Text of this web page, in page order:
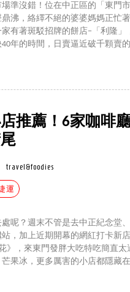
準沒錯！位在中正區的「東門
沸，絡繹不絕的婆婆媽媽正忙
有著斑駁招牌的餅店−「利隆」
年的時間，日賣逼近破千顆賣
推薦！6家咖啡
travel&foodies
運
呢？週末不管是去中正紀念堂
，加上近期開幕的網紅打卡新店
》，來東門發胖大吃特吃簡直
果冰，更多厲害的小店都隱藏在